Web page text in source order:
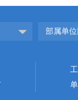
部属单